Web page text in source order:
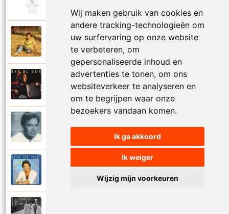
Wij maken gebruik van cookies en
andere tracking-technologieën om
uw surfervaring op onze website
te verbeteren, om
gepersonaliseerde inhoud en
advertenties te tonen, om ons
websiteverkeer te analyseren en
om te begrijpen waar onze
bezoekers vandaan komen.
Ik ga akkoord
Ik weiger
Wijzig mijn voorkeuren
Rob De Nijs
Kleine man
Rob De Nijs
Kleine ster
Rob De Nijs